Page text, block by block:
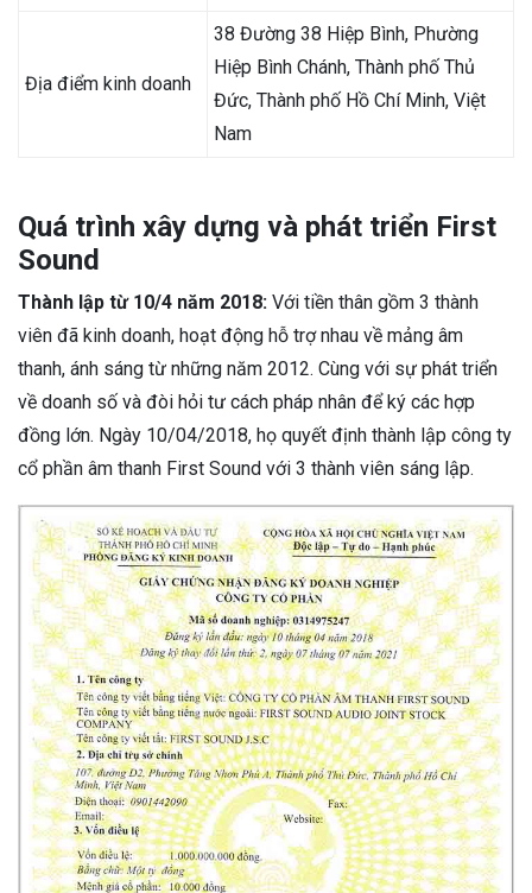
Địa điểm kinh doanh
38 Đường 38 Hiệp Bình, Phường
Hiệp Bình Chánh, Thành phố Thủ
Đức, Thành phố Hồ Chí Minh, Việt
Nam
Quá trình xây dựng và phát triển First
Sound
Thành lập từ 10/4 năm 2018: Với tiền thân gồm 3 thành
viên đã kinh doanh, hoạt động hỗ trợ nhau về mảng âm
thanh, ánh sáng từ những năm 2012. Cùng với sự phát triển
về doanh số và đòi hỏi tư cách pháp nhân để ký các hợp
đồng lớn. Ngày 10/04/2018, họ quyết định thành lập công ty
cổ phần âm thanh First Sound với 3 thành viên sáng lập.